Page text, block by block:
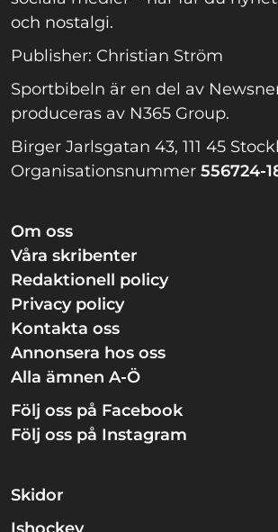
och nostalgi.
Publisher: Christian Ström
Sportbibeln är en del av
produceras av N365 Group.
Birger Jarlsgatan 43, 111 45
Organisationsnummer 556724-
Om oss
Våra skribenter
Redaktionell policy
Privacy policy
Kontakta oss
Annonsera hos oss
Alla ämnen A-Ö
Följ oss på Facebook
Följ oss på Instagram
Skidor